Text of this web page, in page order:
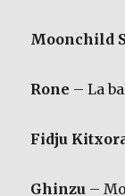
Moonchild
Rone – La
Fidju
Ghinzu –